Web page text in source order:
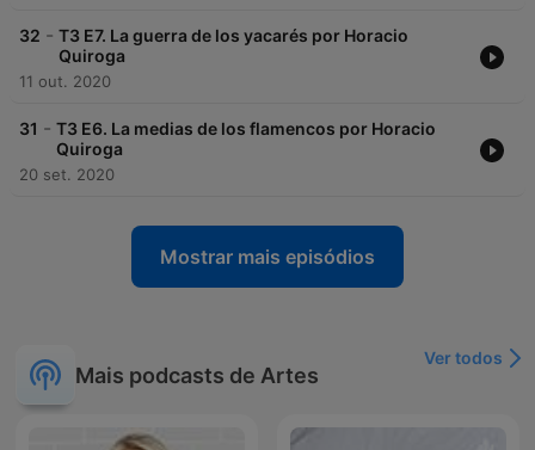
32 - T3 E7. La guerra de los yacarés por Horacio
Quiroga
11 out. 2020
31 - T3 E6. La medias de los flamencos por Horacio
Quiroga
20 set. 2020
Mostrar mais episódios
Mais podcasts de Artes
Ver todos